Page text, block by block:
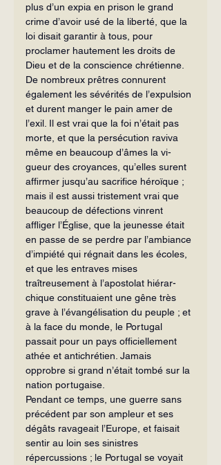
plus d’un expia en prison le grand
crime d’avoir usé de la liberté, que la
loi disait garantir à tous, pour
proclamer hautement les droits de
Dieu et de la conscience chrétienne.
De nombreux prêtres connurent
également les sévérités de l’expulsion
et durent manger le pain amer de
l’exil. Il est vrai que la foi n’était pas
morte, et que la persécution raviva
même en beaucoup d’âmes la vi­
gueur des croyances, qu’elles surent
affirmer jusqu’au sacrifice héroïque ;
mais il est aussi tristement vrai que
beaucoup de défections vinrent
affliger l’Église, que la jeunesse était
en passe de se perdre par l’ambiance
d’impiété qui régnait dans les écoles,
et que les entraves mises
traîtreusement à l’apostolat hiérar­
chique constituaient une gêne très
grave à l’évangélisation du peuple ; et
à la face du monde, le Portugal
passait pour un pays officiellement
athée et anti­chrétien. Jamais
opprobre si grand n’était tombé sur la
nation portugaise.
Pendant ce temps, une guerre sans
précédent par son ampleur et ses
dégâts ravageait l’Europe, et faisait
sentir au loin ses sinistres
répercussions ; le Portugal se voyait